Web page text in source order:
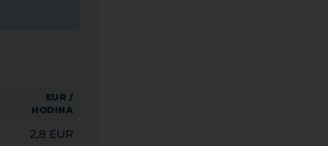
EUR /
HODINA
2,8 EUR